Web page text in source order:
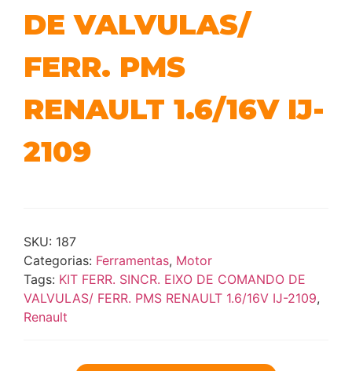
DE VALVULAS/
FERR. PMS
RENAULT 1.6/16V IJ-
2109
SKU: 187
Categorias: Ferramentas, Motor
Tags: KIT FERR. SINCR. EIXO DE COMANDO DE
VALVULAS/ FERR. PMS RENAULT 1.6/16V IJ-2109,
Renault